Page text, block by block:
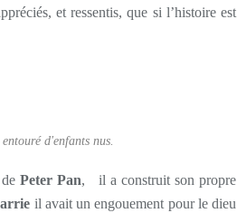
et ressentis, que si l’histoire est
d'enfants nus.
Peter Pan, il a construit son propre
il avait un engouement pour le dieu